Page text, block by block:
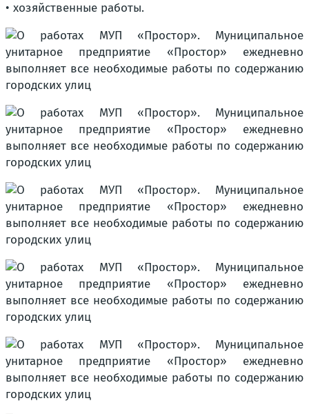
• хозяйственные работы.